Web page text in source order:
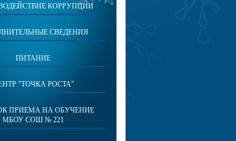
КОРРУПЦИИ
СВЕДЕНИЯ
ПИТАНИЕ
"ТОЧКА РОСТА"
ПРИЕМА НА ОБУЧЕНИЕ
МБОУ СОШ № 221